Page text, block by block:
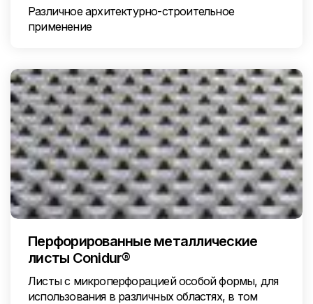
Различное архитектурно-строительное
применение
Перфорированные металлические
листы Conidur®
Листы с микроперфорацией особой формы, для
использования в различных областях, в том